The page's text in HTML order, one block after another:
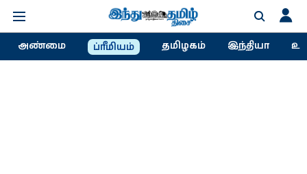
அண்மை ப்ரீமியம் தமிழகம் இந்தியா